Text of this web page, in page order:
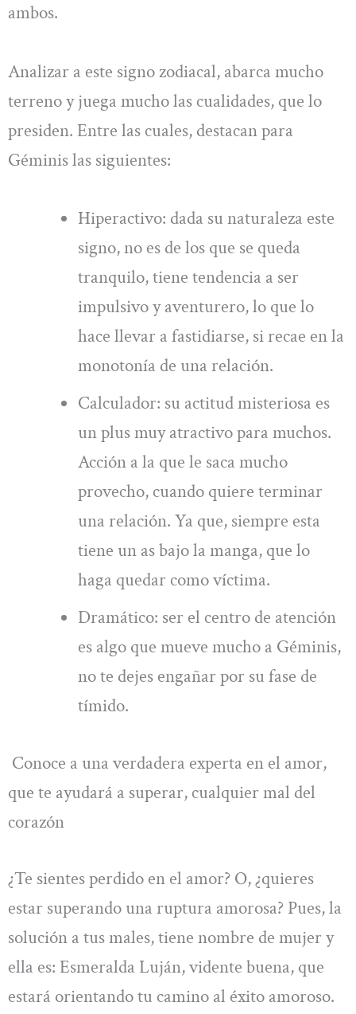
ambos.
Analizar a este signo zodiacal, abarca mucho
terreno y juega mucho las cualidades, que lo
presiden. Entre las cuales, destacan para
Géminis las siguientes:
Hiperactivo: dada su naturaleza este
signo, no es de los que se queda
tranquilo, tiene tendencia a ser
impulsivo y aventurero, lo que lo
hace llevar a fastidiarse, si recae en la
monotonía de una relación.
Calculador: su actitud misteriosa es
un plus muy atractivo para muchos.
Acción a la que le saca mucho
provecho, cuando quiere terminar
una relación. Ya que, siempre esta
tiene un as bajo la manga, que lo
haga quedar como víctima.
Dramático: ser el centro de atención
es algo que mueve mucho a Géminis,
no te dejes engañar por su fase de
tímido.
Conoce a una verdadera experta en el amor,
que te ayudará a superar, cualquier mal del
corazón
¿Te sientes perdido en el amor? O, ¿quieres
estar superando una ruptura amorosa? Pues, la
solución a tus males, tiene nombre de mujer y
ella es: Esmeralda Luján, vidente buena, que
estará orientando tu camino al éxito amoroso.